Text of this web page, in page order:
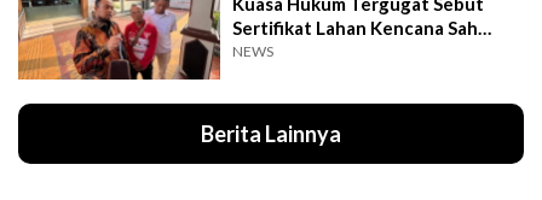
Sertifikat Lahan Kencana Sah
Lewat PTSL
NEWS
Berita Lainnya